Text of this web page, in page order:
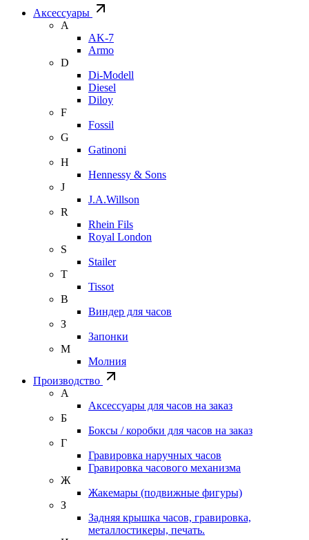
Аксессуары
A
AK-7
Armo
D
Di-Modell
Diesel
Diloy
F
Fossil
G
Gatinoni
H
Hennessy & Sons
J
J.A.Willson
R
Rhein Fils
Royal London
S
Stailer
T
Tissot
В
Виндер для часов
З
Запонки
М
Молния
Производство
А
Аксессуары для часов на заказ
Б
Боксы / коробки для часов на заказ
Г
Гравировка наручных часов
Гравировка часового механизма
Ж
Жакемары (подвижные фигуры)
З
Задняя крышка часов, гравировка,
металлостикеры, печать.